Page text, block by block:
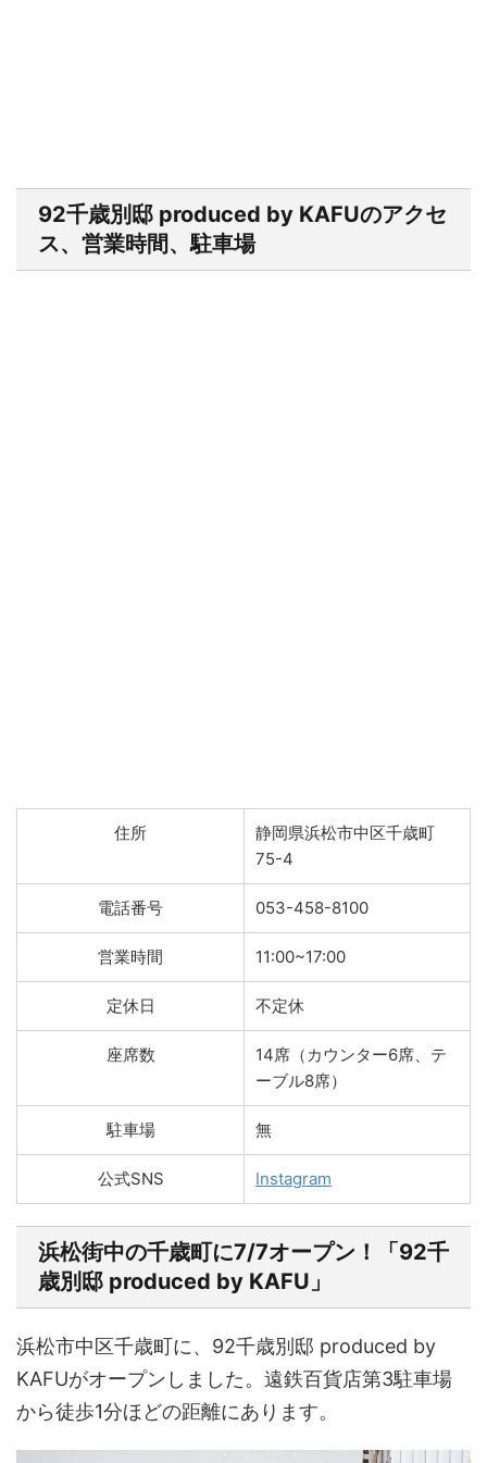
92千歳別邸 produced by KAFUのアクセ
ス、営業時間、駐車場
住所
静岡県浜松市中区千歳町
75-4
電話番号 053-458-8100
営業時間 11:00~17:00
定休日 不定休
座席数
14席（カウンター6席、テ
ーブル8席）
駐車場 無
公式SNS Instagram
浜松街中の千歳町に7/7オープン！「92千
歳別邸 produced by KAFU」
浜松市中区千歳町に、92千歳別邸 produced by
KAFUがオープンしました。遠鉄百貨店第3駐車場
から徒歩1分ほどの距離にあります。